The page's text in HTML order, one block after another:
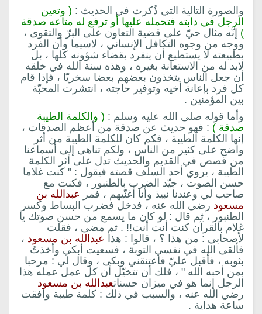
والصورة التالية التي ذُكرت في الحديث : ( وتعين
الرجل في دابته فتحمله عليها أو ترفع له متاعه صدقة
) إنّه مثال حيّ على قضية التعاون على البرّ والتقوى ،
ووجه من وجوه التكافل الإنساني ، لاسيما وأن الفرد
بطبيعته لا يستطيع أن ينفرد بقضاء شؤونه كلها ، بل
لابد له من الاستعانة بغيره ، وهذه سنة الله في خلقه
أن جعل الناس يتخذون بعضهم بعضا سخريّا ، فإذا قام
كل فرد بإعانة أخيه وتوفير حاجته ، انتشرت المحبّة
بين المؤمنين .
وأما قوله صلى الله عليه وسلم : ( والكلمة الطيبة
صدقة ) : فهو حديث عن صدقة من أعظم الصدقات ،
إنها الكلمة الطيبة ، فكم كان للكلمة الطيبة من أثر
واضح على كثير من الناس ، ولكم تناهى إلى أسماعنا
من قصص في القديم والحديث تدل على أثر الكلمة
الطيبة ، يروي أحد السلف قصته فيقول : " كنت غلاما
حسن الصوت ، جيّد الضرب بالطنبور ، فكنت مع
صاحب لي وعندنا نبيذ وأنا أغنّيهم ، فمر عبدالله بن
مسعود رضي الله عنه ، فدخل فضرب البساط وكسر
الطنبور ، ثم قال : لو كان ما يسمع من حسن صوتك يا
غلام بالقرآن كنت أنت أنت!! . ثم مضى ، فقلت
لأصحابي : من هذا ؟ ، قالوا : هذا عبدالله بن مسعود ،
فألقى الله في نفسي التوبة ، فسعيت أبكي وأخذتُ
بثوبه ، فأقبل عليّ فاعتنقني وبكى ، وقال لي : مرحبا
بمن أحبه الله " ، فلك أن تتخيّل أن كل عمل عمله هذا
الرجل إنما هو في ميزان حسناتعبدالله بن مسعود
رضي الله عنه ، والسبب في ذلك : كلمة طيبة وافقت
ساعة هداية .